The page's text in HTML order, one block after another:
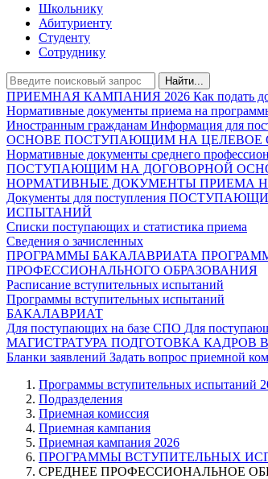
Школьнику
Абитуриенту
Студенту
Сотруднику
Найти...
ПРИЕМНАЯ КАМПАНИЯ 2026 Как подать
Нормативные документы приема на
Иностранным гражданам Информация для
ОСНОВЕ ПОСТУПАЮЩИМ НА ЦЕЛЕВОЕ
Нормативные документы среднего
ПОСТУПАЮЩИМ НА ДОГОВОРНОЙ
НОРМАТИВНЫЕ ДОКУМЕНТЫ ПРИЕМА
Документы для поступления
ИСПЫТАНИЙ
Списки поступающих и статистика приема
Сведения о зачисленных
ПРОГРАММЫ БАКАЛАВРИАТА
ПРОФЕССИОНАЛЬНОГО ОБРАЗОВАНИЯ
Расписание вступительных испытаний
Программы вступительных испытаний
БАКАЛАВРИАТ
Для поступающих на базе СПО Для
МАГИСТРАТУРА ПОДГОТОВКА КАДРОВ
Бланки заявлений Задать вопрос приемной
Программы вступительных испытаний
Подразделения
Приемная комиссия
Приемная кампания
Приемная кампания 2026
ПРОГРАММЫ ВСТУПИТЕЛЬНЫХ
СРЕДНЕЕ ПРОФЕССИОНАЛЬНОЕ